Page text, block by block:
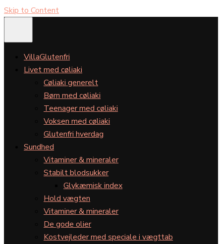
Skip to Content
VillaGlutenfri
Livet med cøliaki
Cøliaki generelt
Børn med cøliaki
Teenager med cøliaki
Voksen med cøliaki
Glutenfri hverdag
Sundhed
Vitaminer & mineraler
Stabilt blodsukker
Glykæmisk index
Hold vægten
Vitaminer & mineraler
De gode olier
Kostvejleder med speciale i vægttab